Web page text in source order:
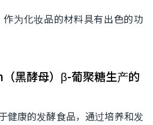
为化妆品的材料具有出色的功
黑酵母）β-葡聚糖生产的
健康的发酵食品，通过培养和发